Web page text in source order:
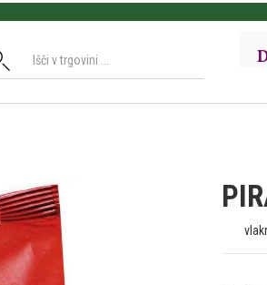
🎁 USTVARI RAČUN IN OB